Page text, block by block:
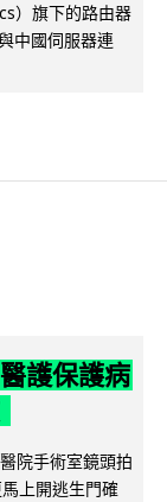
）旗下的路由器
中國伺服器連
護保護病
院手術室鏡頭拍
上開逃生門確